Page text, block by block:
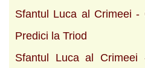
Sfantul Luca al Crimeei
Predici la Triod
Sfantul Luca al